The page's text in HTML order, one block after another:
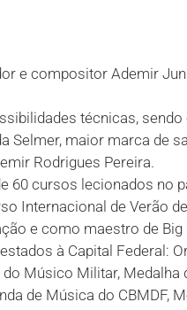
e compositor Ademir
técnicas,
Selmer, maior marca de
Rodrigues Pereira.
60 cursos lecionados no
Internacional de Verão
e como maestro de Big
à Capital Federal:
Músico Militar,
de Música do CBMDF,